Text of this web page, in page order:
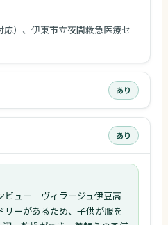
）、伊東市立夜間救急医療セ
あり
あり
ビュー ヴィラージュ伊豆高
ーがあるため、子供が服を